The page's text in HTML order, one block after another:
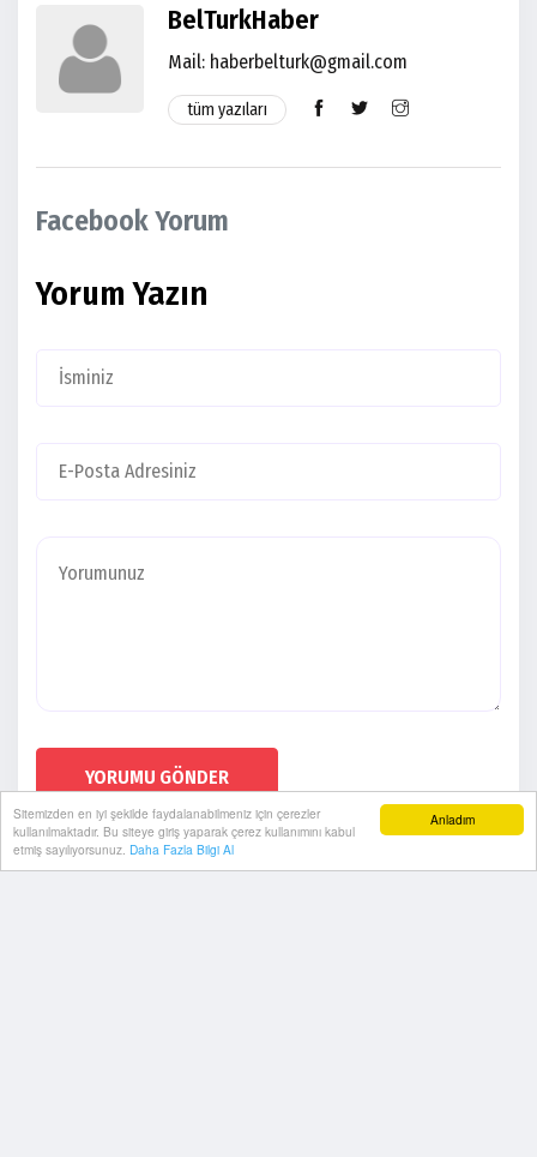
Anladım
Sitemizden en iyi şekilde faydalanabilmeniz için çerezler
kullanılmaktadır. Bu siteye giriş yaparak çerez kullanımını kabul
etmiş sayılıyorsunuz. Daha Fazla Bilgi Al
BelTurkHaber
Mail: haberbelturk@gmail.com
tüm yazıları
Facebook Yorum
Yorum Yazın
YORUMU GÖNDER